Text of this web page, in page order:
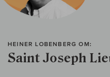
HEINER LOBENBERG OM:
Saint Joseph